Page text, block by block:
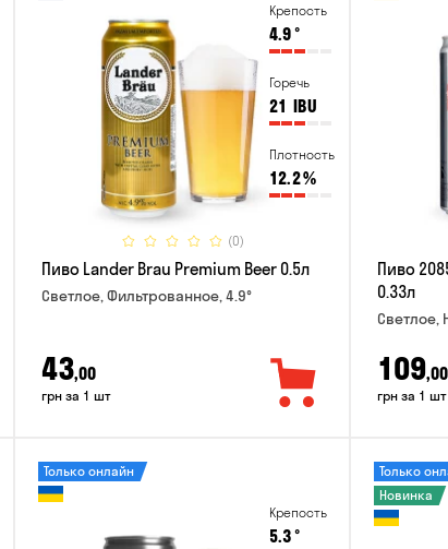
Крепость
4.9°
Горечь
21 IBU
Плотность
12.2%
(0)
Пиво Lander Brau Premium Beer 0.5л
Светлое, Фильтрованное, 4.9°
43,00
грн за 1 шт
Пиво
0.33л
Светлое,
109,00
грн за 1 шт
Крепость
5.3°
Только онлайн
Только
Новинка